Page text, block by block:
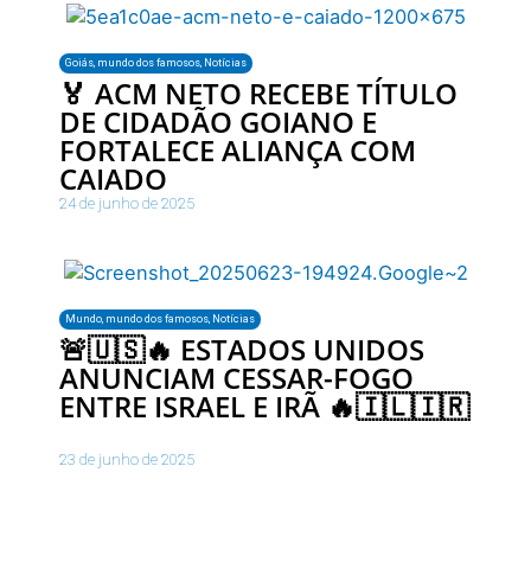
Goiás mundo dos famosos Notícias
🏅 ACM NETO RECEBE TÍTULO
DE CIDADÃO GOIANO E
FORTALECE ALIANÇA COM
CAIADO
24 de junho de 2025
Mundo, mundo dos famosos, Notícias
🚨🇺🇸🔥 ESTADOS UNIDOS
ANUNCIAM CESSAR-FOGO
ENTRE ISRAEL E IRÃ 🔥🇮🇱🇮🇷
23 de junho de 2025